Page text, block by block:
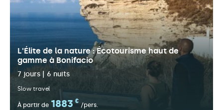
L'Élite de la nature : Écotourisme haut de
gamme à Bonifacio
7 jours | 6 nuits
Slow travel
À partir de 1883 €
/pers.